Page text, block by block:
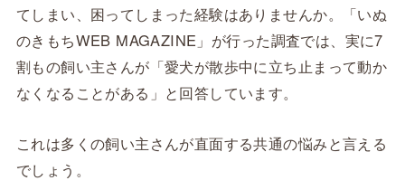
てしまい、困ってしまった経験はありませんか。「いぬ
のきもちWEB MAGAZINE」が行った調査では、実に7
割もの飼い主さんが「愛犬が散歩中に立ち止まって動か
なくなることがある」と回答しています。
これは多くの飼い主さんが直面する共通の悩みと言える
でしょう。